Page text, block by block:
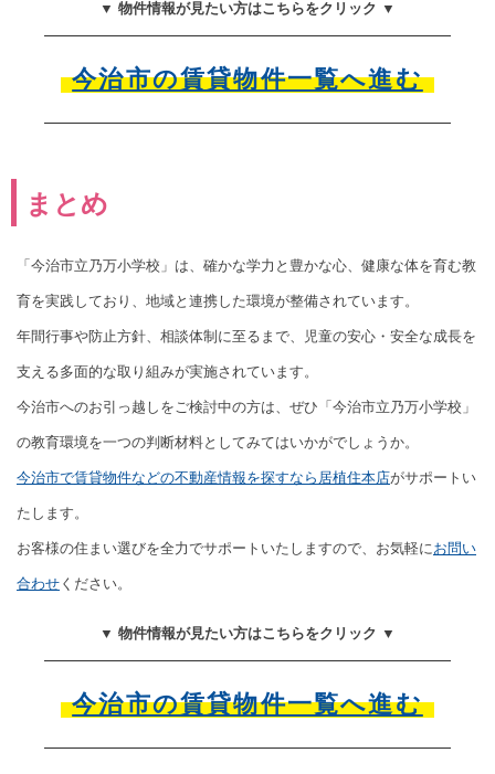
▼ 物件情報が見たい方はこちらをクリック ▼
今治市の賃貸物件一覧へ進む
まとめ
「今治市立乃万小学校」は、確かな学力と豊かな心、健康な体を育む教
育を実践しており、地域と連携した環境が整備されています。
年間行事や防止方針、相談体制に至るまで、児童の安心・安全な成長を
支える多面的な取り組みが実施されています。
今治市へのお引っ越しをご検討中の方は、ぜひ「今治市立乃万小学校」
の教育環境を一つの判断材料としてみてはいかがでしょうか。
今治市で賃貸物件などの不動産情報を探すなら居植住本店がサポートい
たします。
お客様の住まい選びを全力でサポートいたしますので、お気軽にお問い
合わせ ください。
▼ 物件情報が見たい方はこちらをクリック ▼
今治市の賃貸物件一覧へ進む